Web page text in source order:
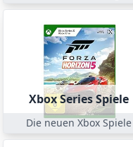
Xbox Series Spiele
Die neuen Xbox Spiele